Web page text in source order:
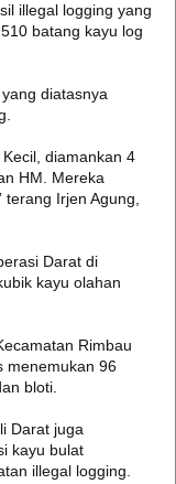
illegal logging yang
batang kayu log
diatasnya
diamankan 4
HM. Mereka
Irjen Agung,
Darat di
kayu olahan
Rimbau
menemukan 96
bloti.
Darat juga
kayu bulat
illegal logging.